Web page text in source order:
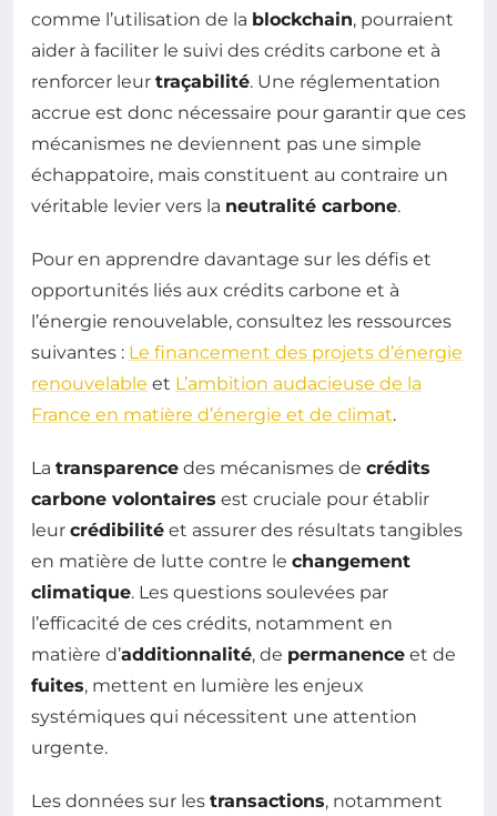
comme l’utilisation de la blockchain, pourraient
aider à faciliter le suivi des crédits carbone et à
renforcer leur traçabilité. Une réglementation
accrue est donc nécessaire pour garantir que ces
mécanismes ne deviennent pas une simple
échappatoire, mais constituent au contraire un
véritable levier vers la neutralité carbone.
Pour en apprendre davantage sur les défis et
opportunités liés aux crédits carbone et à
l’énergie renouvelable, consultez les ressources
suivantes : Le financement des projets d’énergie
renouvelable et L’ambition audacieuse de la
France en matière d’énergie et de climat.
La transparence des mécanismes de crédits
carbone volontaires est cruciale pour établir
leur crédibilité et assurer des résultats tangibles
en matière de lutte contre le changement
climatique. Les questions soulevées par
l’efficacité de ces crédits, notamment en
matière d’additionnalité, de permanence et de
fuites, mettent en lumière les enjeux
systémiques qui nécessitent une attention
urgente.
Les données sur les transactions, notamment